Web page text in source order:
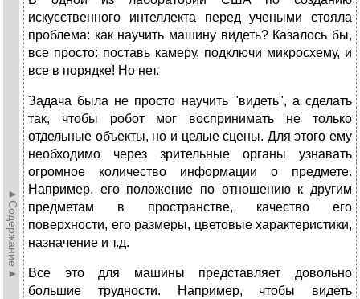
►Содержание►
искусственного интеллекта перед учеными стояла
проблема: как научить машину видеть? Казалось бы,
все просто: поставь камеру, подключи микросхему, и
все в порядке! Но нет.
Задача была не просто научить "видеть", а сделать
так, чтобы робот мог воспринимать не только
отдельные объекты, но и целые сцены. Для этого ему
необходимо через зрительные органы узнавать
огромное количество информации о предмете.
Например, его положение по отношению к другим
предметам в пространстве, качество его
поверхности, его размеры, цветовые характеристики,
назначение и т.д.
Все это для машины представляет довольно
большие трудности. Например, чтобы видеть